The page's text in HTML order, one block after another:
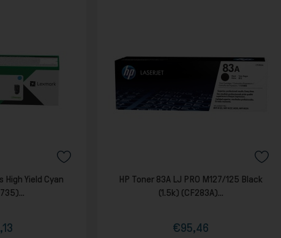
High Yield Cyan
HP Toner 83A LJ PRO M127/125 Black
(1.5k) (CF283A)...
Τιμή
€95,46
Κανονική